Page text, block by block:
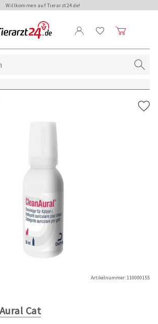
Willkommen auf Tierarzt24.de!
Artikelnummer:110000155
Cat